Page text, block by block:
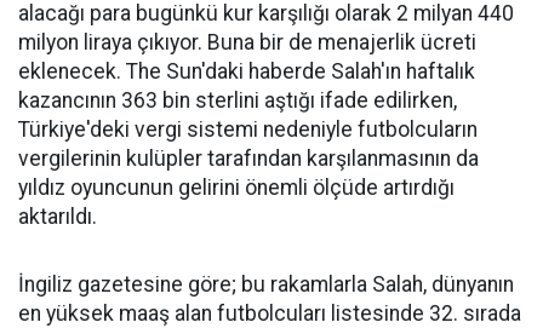
alacağı para bugünkü kur karşılığı olarak 2 milyan 440
milyon liraya çıkıyor. Buna bir de menajerlik ücreti
eklenecek. The Sun'daki haberde Salah'ın haftalık
kazancının 363 bin sterlini aştığı ifade edilirken,
Türkiye'deki vergi sistemi nedeniyle futbolcuların
vergilerinin kulüpler tarafından karşılanmasının da
yıldız oyuncunun gelirini önemli ölçüde artırdığı
aktarıldı.
İngiliz gazetesine göre; bu rakamlarla Salah, dünyanın
en yüksek maaş alan futbolcuları listesinde 32. sırada